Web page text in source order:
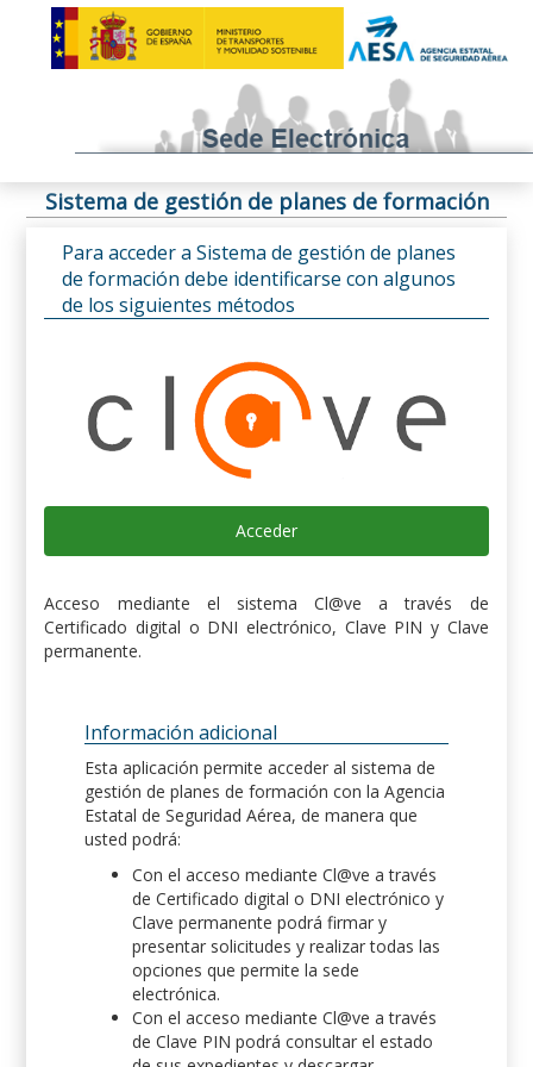
Sistema de gestión de planes de formación
Para acceder a Sistema de gestión de planes
de formación debe identificarse con algunos
de los siguientes métodos
Acceder
Acceso mediante el sistema Cl@ve a través de
Certificado digital o DNI electrónico, Clave PIN y Clave
permanente.
Información adicional
Esta aplicación permite acceder al sistema de
gestión de planes de formación con la Agencia
Estatal de Seguridad Aérea, de manera que
usted podrá:
Con el acceso mediante Cl@ve a través
de Certificado digital o DNI electrónico y
Clave permanente podrá firmar y
presentar solicitudes y realizar todas las
opciones que permite la sede
electrónica.
Con el acceso mediante Cl@ve a través
de Clave PIN podrá consultar el estado